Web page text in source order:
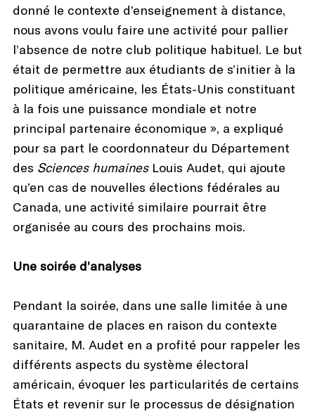
donné le contexte d’enseignement à distance,
nous avons voulu faire une activité pour pallier
l’absence de notre club politique habituel. Le but
était de permettre aux étudiants de s’initier à la
politique américaine, les États-Unis constituant
à la fois une puissance mondiale et notre
principal partenaire économique », a expliqué
pour sa part le coordonnateur du Département
des Sciences humainesLouis Audet, qui ajoute
qu’en cas de nouvelles élections fédérales au
Canada, une activité similaire pourrait être
organisée au cours des prochains mois.
Une soirée d’analyses
Pendant la soirée, dans une salle limitée à une
quarantaine de places en raison du contexte
sanitaire, M. Audet en a profité pour rappeler les
différents aspects du système électoral
américain, évoquer les particularités de certains
États et revenir sur le processus de désignation